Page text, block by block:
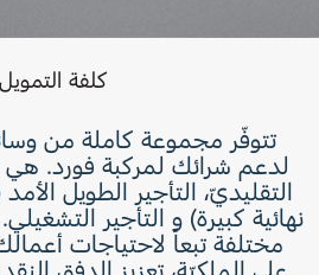
كلفة التمويل
تتوفّر مجموعة كاملة من
لدعم شرائك لمركبة فورد.
التقليديّ، التأجير الطويل
نهائية كبيرة) و التأجير
مختلفة تبعاً لاحتياجات